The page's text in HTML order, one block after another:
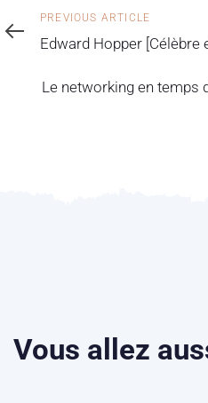
PREVIOUS ARTICLE
Edward Hopper [Célèbre
Le networking en temps
Vous allez